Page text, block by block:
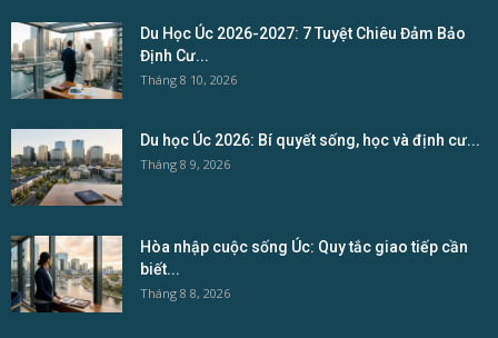
Du Học Úc 2026-2027: 7 Tuyệt Chiêu Đảm Bảo
Định Cư...
Tháng 8 10, 2026
Du học Úc 2026: Bí quyết sống, học và định cư...
Tháng 8 9, 2026
Hòa nhập cuộc sống Úc: Quy tắc giao tiếp cần
biết...
Tháng 8 8, 2026